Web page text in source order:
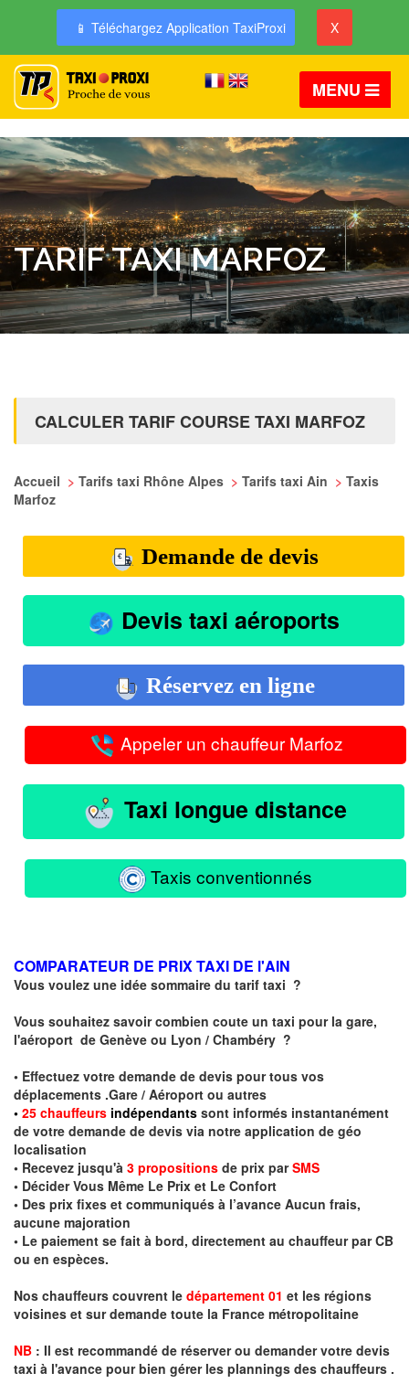
📱 Téléchargez Application TaxiProxi X
MENU
TARIF TAXI MARFOZ
CALCULER TARIF COURSE TAXI MARFOZ
Accueil > Tarifs taxi Rhône Alpes > Tarifs taxi Ain > Taxis
Marfoz
Demande de devis
Devis taxi aéroports
Réservez en ligne
Appeler un chauffeur Marfoz
Taxi longue distance
Taxis conventionnés
COMPARATEUR DE PRIX TAXI DE l'AIN
Vous voulez une idée sommaire du tarif taxi ?
Vous souhaitez savoir combien coute un taxi pour la gare,
l'aéroport de Genève ou Lyon / Chambéry ?
• Effectuez votre demande de devis pour tous vos
déplacements .Gare / Aéroport ou autres
• 25 chauffeurs indépendants sont informés instantanément
de votre demande de devis via notre application de géo
localisation
• Recevez jusqu'à 3 propositions de prix parSMS
• Décider Vous Même Le Prix et Le Confort
• Des prix fixes et communiqués à l’avance Aucun frais,
aucune majoration
• Le paiement se fait à bord, directement au chauffeur par CB
ou en espèces.
Nos chauffeurs couvrent le département 01 et les régions
voisines et sur demande toute la France métropolitaine
NB : Il est recommandé de réserverou demandervotre devis
taxi à l'avance pour bien gérer les plannings des chauffeurs .